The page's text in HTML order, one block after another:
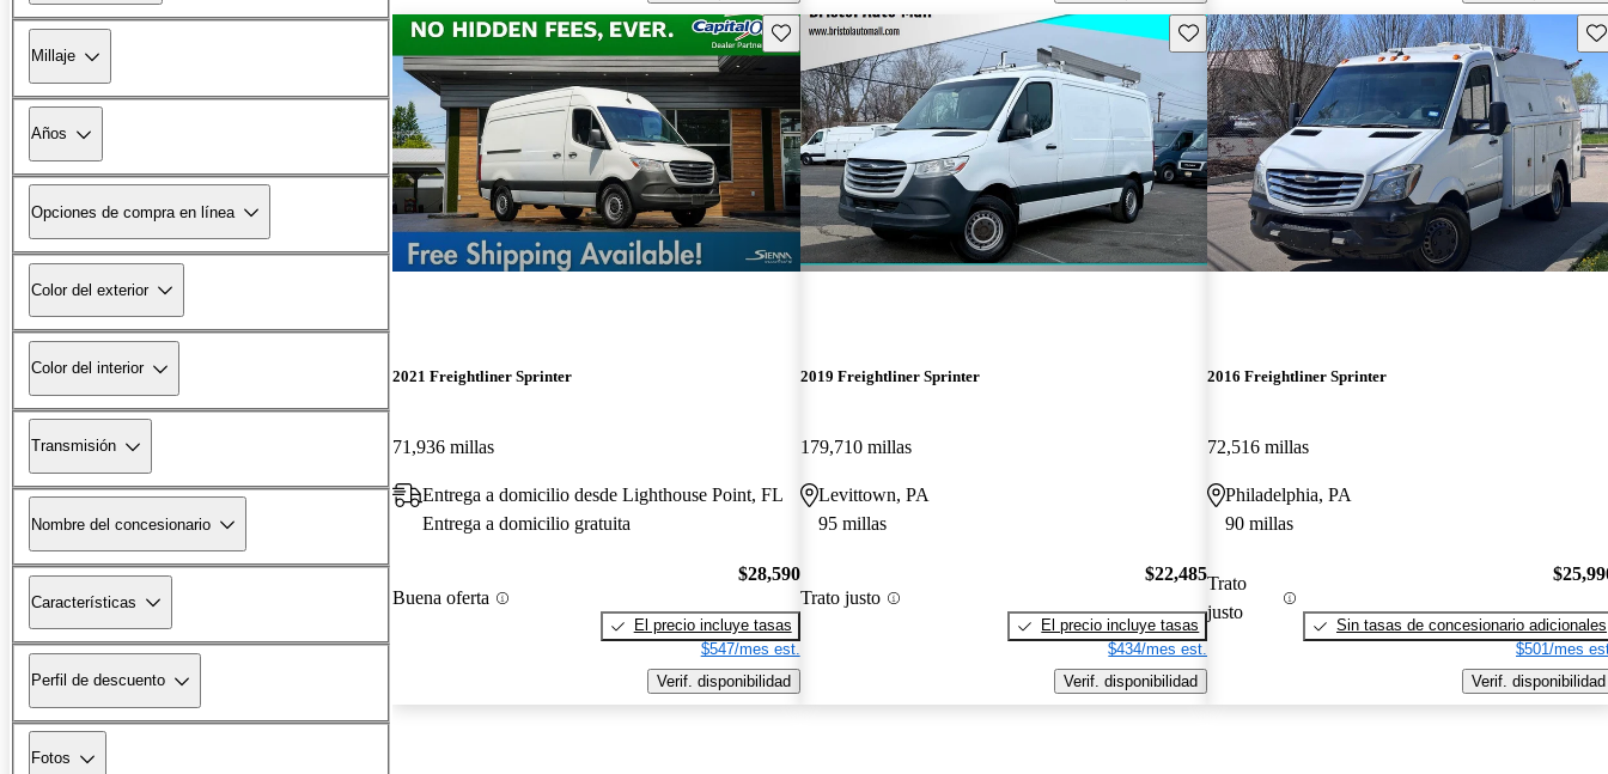
Millaje
Años
Opciones de compra en línea
Color del exterior
Color del interior
Transmisión
Nombre del concesionario
Características
Perfil de descuento
Fotos
Guarda este Aviso
2021 Freightliner Sprinter
71,936 millas
Entrega a domicilio desde Lighthouse Point, FL
Entrega a domicilio gratuita
Buena oferta
$28,590
El precio incluye tasas
$547/mes est.
Verif. disponibilidad
Guarda este Aviso
2019 Freightliner Sprinter
179,710 millas
Levittown, PA
95 millas
Trato justo
$22,485
El precio incluye tasas
$434/mes est.
Verif. disponibilidad
2016 Freightliner Sprinter
72,516 millas
Philadelphia, PA
90 millas
Trato
justo
Sin tasas de concesionario adicionales
$501/mes
Verif. disponibilidad